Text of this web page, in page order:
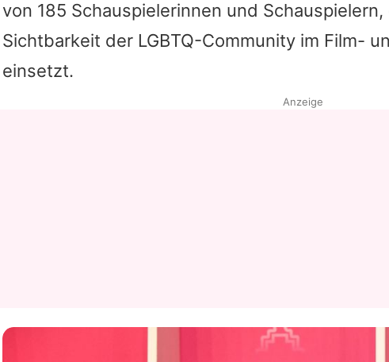
von 185 Schauspielerinnen und
Sichtbarkeit der LGBTQ-Community im Film-
einsetzt.
Anzeige